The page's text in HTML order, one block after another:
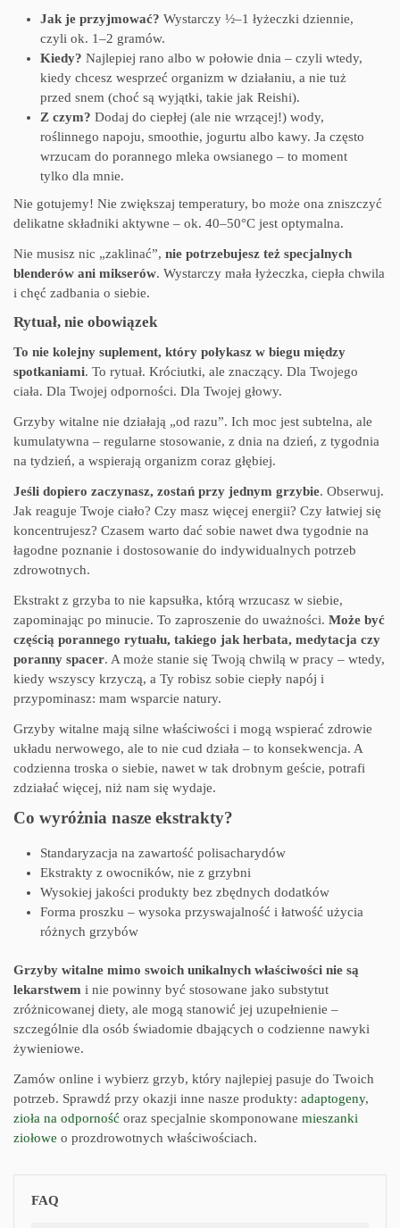
Jak je przyjmować? Wystarczy ½–1 łyżeczki dziennie,
czyli ok. 1–2 gramów.
Kiedy? Najlepiej rano albo w połowie dnia – czyli wtedy,
kiedy chcesz wesprzeć organizm w działaniu, a nie tuż
przed snem (choć są wyjątki, takie jak Reishi).
Z czym? Dodaj do ciepłej (ale nie wrzącej!) wody,
roślinnego napoju, smoothie, jogurtu albo kawy. Ja często
wrzucam do porannego mleka owsianego – to moment
tylko dla mnie.
Nie gotujemy! Nie zwiększaj temperatury, bo może ona zniszczyć
delikatne składniki aktywne – ok. 40–50°C jest optymalna.
Nie musisz nic „zaklinać”, nie potrzebujesz też specjalnych
blenderów ani mikserów. Wystarczy mała łyżeczka, ciepła chwila
i chęć zadbania o siebie.
Rytuał, nie obowiązek
To nie kolejny suplement, który połykasz w biegu między
spotkaniami. To rytuał. Króciutki, ale znaczący. Dla Twojego
ciała. Dla Twojej odporności. Dla Twojej głowy.
Grzyby witalne nie działają „od razu”. Ich moc jest subtelna, ale
kumulatywna – regularne stosowanie, z dnia na dzień, z tygodnia
na tydzień, a wspierają organizm coraz głębiej.
Jeśli dopiero zaczynasz, zostań przy jednym grzybie. Obserwuj.
Jak reaguje Twoje ciało? Czy masz więcej energii? Czy łatwiej się
koncentrujesz? Czasem warto dać sobie nawet dwa tygodnie na
łagodne poznanie i dostosowanie do indywidualnych potrzeb
zdrowotnych.
Ekstrakt z grzyba to nie kapsułka, którą wrzucasz w siebie,
zapominając po minucie. To zaproszenie do uważności. Może być
częścią porannego rytuału, takiego jak herbata, medytacja czy
poranny spacer. A może stanie się Twoją chwilą w pracy – wtedy,
kiedy wszyscy krzyczą, a Ty robisz sobie ciepły napój i
przypominasz: mam wsparcie natury.
Grzyby witalne mają silne właściwości i mogą wspierać zdrowie
układu nerwowego, ale to nie cud działa – to konsekwencja. A
codzienna troska o siebie, nawet w tak drobnym geście, potrafi
zdziałać więcej, niż nam się wydaje.
Co wyróżnia nasze ekstrakty?
Standaryzacja na zawartość polisacharydów
Ekstrakty z owocników, nie z grzybni
Wysokiej jakości produkty bez zbędnych dodatków
Forma proszku – wysoka przyswajalność i łatwość użycia
różnych grzybów
Grzyby witalne mimo swoich unikalnych właściwości nie są
lekarstwem i nie powinny być stosowane jako substytut
zróżnicowanej diety, ale mogą stanowić jej uzupełnienie –
szczególnie dla osób świadomie dbających o codzienne nawyki
żywieniowe.
Zamów online i wybierz grzyb, który najlepiej pasuje do Twoich
potrzeb. Sprawdź przy okazji inne nasze produkty: adaptogeny,
zioła na odporność oraz specjalnie skomponowane mieszanki
ziołowe o prozdrowotnych właściwościach.
FAQ